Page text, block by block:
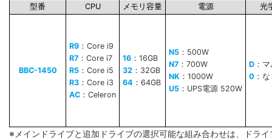
型番 CPU メモリ容量 電源 光
BBC-1450
R9 ：Core i9
R7 ：Core i7
R5 ：Core i5
R3 ：Core i3
AC ：Celeron
16 ：16GB
32 ：32GB
64 ：64GB
N5 ：500W
N7 ：700W
NK ：1000W
U5 ：UPS電源 520W
D ：
0 ：
※メインドライブと追加ドライブの選択可能な組み合わせは、ドラ